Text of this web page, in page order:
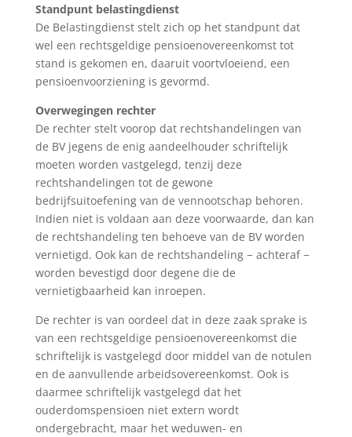
Standpunt belastingdienst
De Belastingdienst stelt zich op het standpunt dat
wel een rechtsgeldige pensioenovereenkomst tot
stand is gekomen en, daaruit voortvloeiend, een
pensioenvoorziening is gevormd.
Overwegingen rechter
De rechter stelt voorop dat rechtshandelingen van
de BV jegens de enig aandeelhouder schriftelijk
moeten worden vastgelegd, tenzij deze
rechtshandelingen tot de gewone
bedrijfsuitoefening van de vennootschap behoren.
Indien niet is voldaan aan deze voorwaarde, dan kan
de rechtshandeling ten behoeve van de BV worden
vernietigd. Ook kan de rechtshandeling − achteraf −
worden bevestigd door degene die de
vernietigbaarheid kan inroepen.
De rechter is van oordeel dat in deze zaak sprake is
van een rechtsgeldige pensioenovereenkomst die
schriftelijk is vastgelegd door middel van de notulen
en de aanvullende arbeidsovereenkomst. Ook is
daarmee schriftelijk vastgelegd dat het
ouderdomspensioen niet extern wordt
ondergebracht, maar het weduwen- en